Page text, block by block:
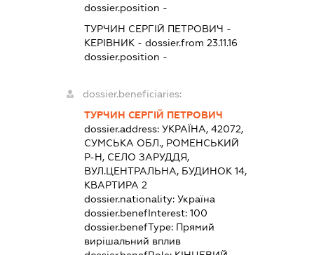
dossier.position -
ТУРЧИН СЕРГІЙ ПЕТРОВИЧ -
КЕРІВНИК - dossier.from 23.11.16
dossier.position -
dossier.beneficiaries:
ТУРЧИН СЕРГІЙ ПЕТРОВИЧ
dossier.address:УКРАЇНА, 42072,
СУМСЬКА ОБЛ., РОМЕНСЬКИЙ
Р-Н, СЕЛО ЗАРУДДЯ,
ВУЛ.ЦЕНТРАЛЬНА, БУДИНОК 14,
КВАРТИРА 2
dossier.nationality:Україна
dossier.benefInterest:100
dossier.benefType: Прямий
вирішальний вплив